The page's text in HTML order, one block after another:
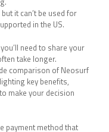
it can’t be used for
in the US.
need to share your
take longer.
comparison of Neosurf
key benefits,
make your decision
payment method that